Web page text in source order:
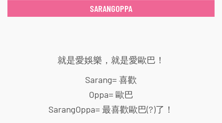
SARANGOPPA
就是愛娛樂，就是愛歐巴！
Sarang= 喜歡
Oppa= 歐巴
SarangOppa= 最喜歡歐巴(?)了！